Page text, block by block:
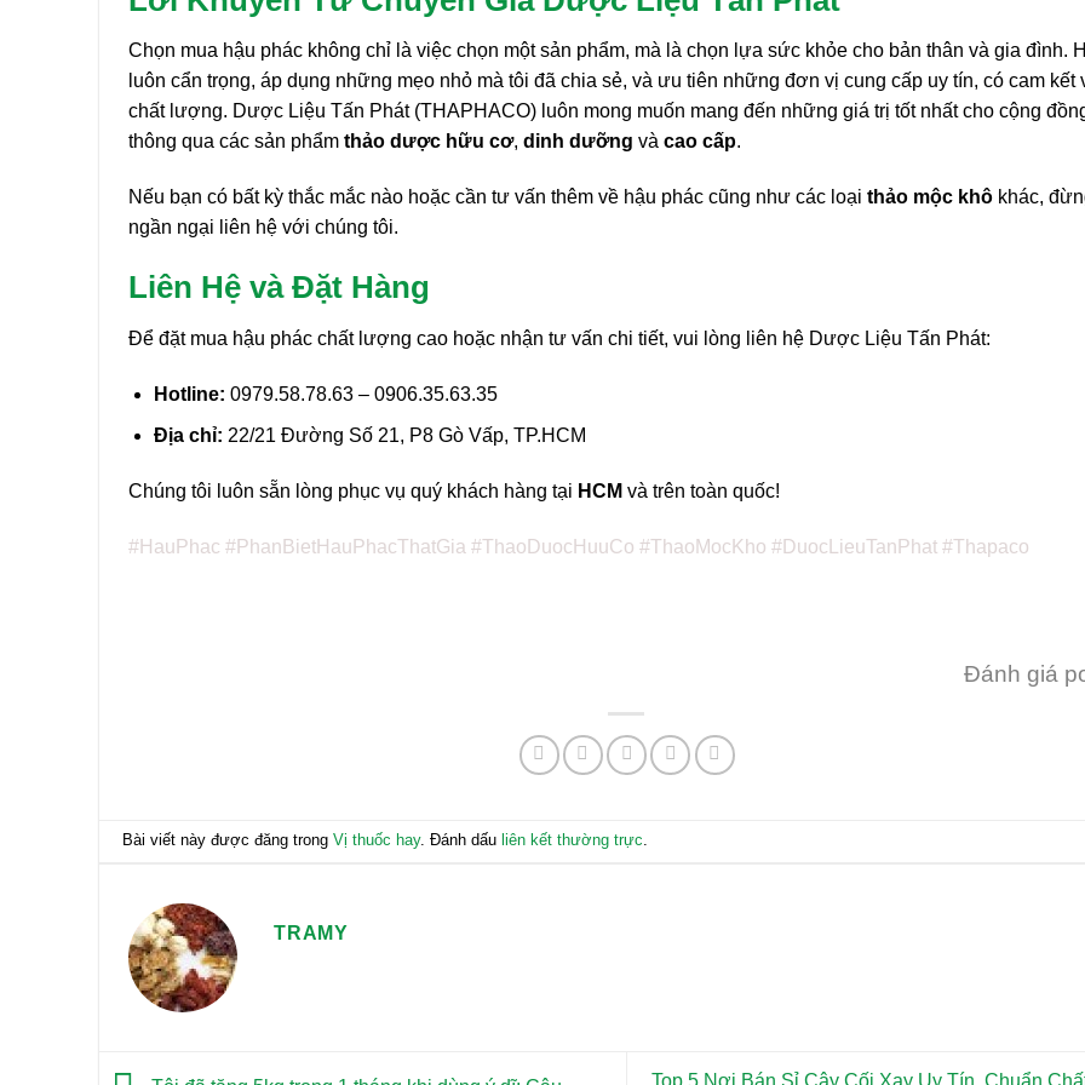
Chọn mua hậu phác không chỉ là việc chọn một sản phẩm, mà là chọn lựa sức khỏe cho bản thân và gia đình.
luôn cẩn trọng, áp dụng những mẹo nhỏ mà tôi đã chia sẻ, và ưu tiên những đơn vị cung cấp uy tín, có cam kết
chất lượng. Dược Liệu Tấn Phát (THAPHACO) luôn mong muốn mang đến những giá trị tốt nhất cho cộng
thông qua các sản phẩm thảo dược hữu cơ, dinh dưỡng và cao cấp.
Nếu bạn có bất kỳ thắc mắc nào hoặc cần tư vấn thêm về hậu phác cũng như các loại thảo mộc khô khác,
ngần ngại liên hệ với chúng tôi.
Liên Hệ và Đặt Hàng
Để đặt mua hậu phác chất lượng cao hoặc nhận tư vấn chi tiết, vui lòng liên hệ Dược Liệu Tấn Phát:
Hotline: 0979.58.78.63 – 0906.35.63.35
Địa chỉ: 22/21 Đường Số 21, P8 Gò Vấp, TP.HCM
Chúng tôi luôn sẵn lòng phục vụ quý khách hàng tại HCM và trên toàn quốc!
#HauPhac #PhanBietHauPhacThatGia #ThaoDuocHuuCo #ThaoMocKho #DuocLieuTanPhat #Thapaco
Đánh giá
Bài viết này được đăng trongVị thuốc hay. Đánh dấu liên kết thường trực.
TRAMY
Top 5 Nơi Bán Sỉ Cây Cối Xay Uy Tín, Chuẩn